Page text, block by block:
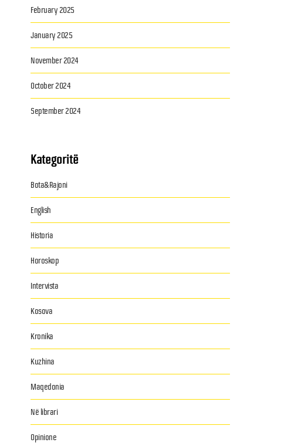
February 2025
January 2025
November 2024
October 2024
September 2024
Kategoritë
Bota&Rajoni
English
Historia
Horoskop
Intervista
Kosova
Kronika
Kuzhina
Maqedonia
Në librari
Opinione